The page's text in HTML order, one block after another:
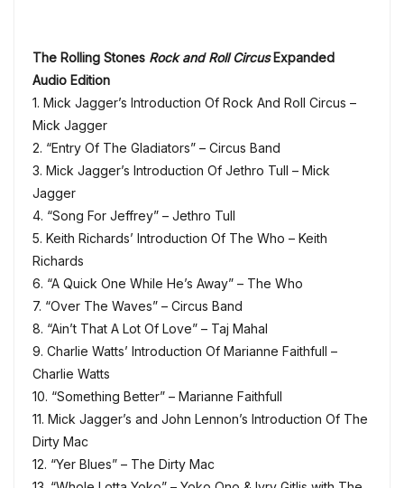
The Rolling Stones Rock and Roll CircusExpanded
Audio Edition
1. Mick Jagger’s Introduction Of Rock And Roll Circus –
Mick Jagger
2. “Entry Of The Gladiators” – Circus Band
3. Mick Jagger’s Introduction Of Jethro Tull – Mick
Jagger
4. “Song For Jeffrey” – Jethro Tull
5. Keith Richards’ Introduction Of The Who – Keith
Richards
6. “A Quick One While He’s Away” – The Who
7. “Over The Waves” – Circus Band
8. “Ain’t That A Lot Of Love” – Taj Mahal
9. Charlie Watts’ Introduction Of Marianne Faithfull –
Charlie Watts
10. “Something Better” – Marianne Faithfull
11. Mick Jagger’s and John Lennon’s Introduction Of The
Dirty Mac
12. “Yer Blues” – The Dirty Mac